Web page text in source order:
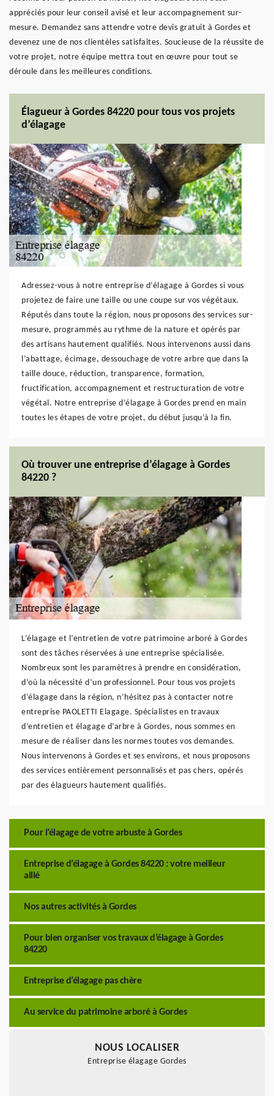
appréciés pour leur conseil avisé et leur accompagnement sur-
mesure. Demandez sans attendre votre devis gratuit à Gordes et
devenez une de nos clientèles satisfaites. Soucieuse de la réussite de
votre projet, notre équipe mettra tout en œuvre pour tout se
déroule dans les meilleures conditions.
Élagueur à Gordes 84220 pour tous vos projets
d’élagage
Adressez-vous à notre entreprise d’élagage à Gordes si vous
projetez de faire une taille ou une coupe sur vos végétaux.
Réputés dans toute la région, nous proposons des services sur-
mesure, programmés au rythme de la nature et opérés par
des artisans hautement qualifiés. Nous intervenons aussi dans
l’abattage, écimage, dessouchage de votre arbre que dans la
taille douce, réduction, transparence, formation,
fructification, accompagnement et restructuration de votre
végétal. Notre entreprise d’élagage à Gordes prend en main
toutes les étapes de votre projet, du début jusqu’à la fin.
Où trouver une entreprise d’élagage à Gordes
84220 ?
L’élagage et l’entretien de votre patrimoine arboré à Gordes
sont des tâches réservées à une entreprise spécialisée.
Nombreux sont les paramètres à prendre en considération,
d’où la nécessité d’un professionnel. Pour tous vos projets
d’élagage dans la région, n’hésitez pas à contacter notre
entreprise PAOLETTI Elagage. Spécialistes en travaux
d’entretien et élagage d’arbre à Gordes, nous sommes en
mesure de réaliser dans les normes toutes vos demandes.
Nous intervenons à Gordes et ses environs, et nous proposons
des services entièrement personnalisés et pas chers, opérés
par des élagueurs hautement qualifiés.
Pour l’élagage de votre arbuste à Gordes
Entreprise d’élagage à Gordes 84220 : votre meilleur
allié
Nos autres activités à Gordes
Pour bien organiser vos travaux d’élagage à Gordes
84220
Entreprise d’élagage pas chère
Au service du patrimoine arboré à Gordes
NOUS LOCALISER
Entreprise élagage Gordes